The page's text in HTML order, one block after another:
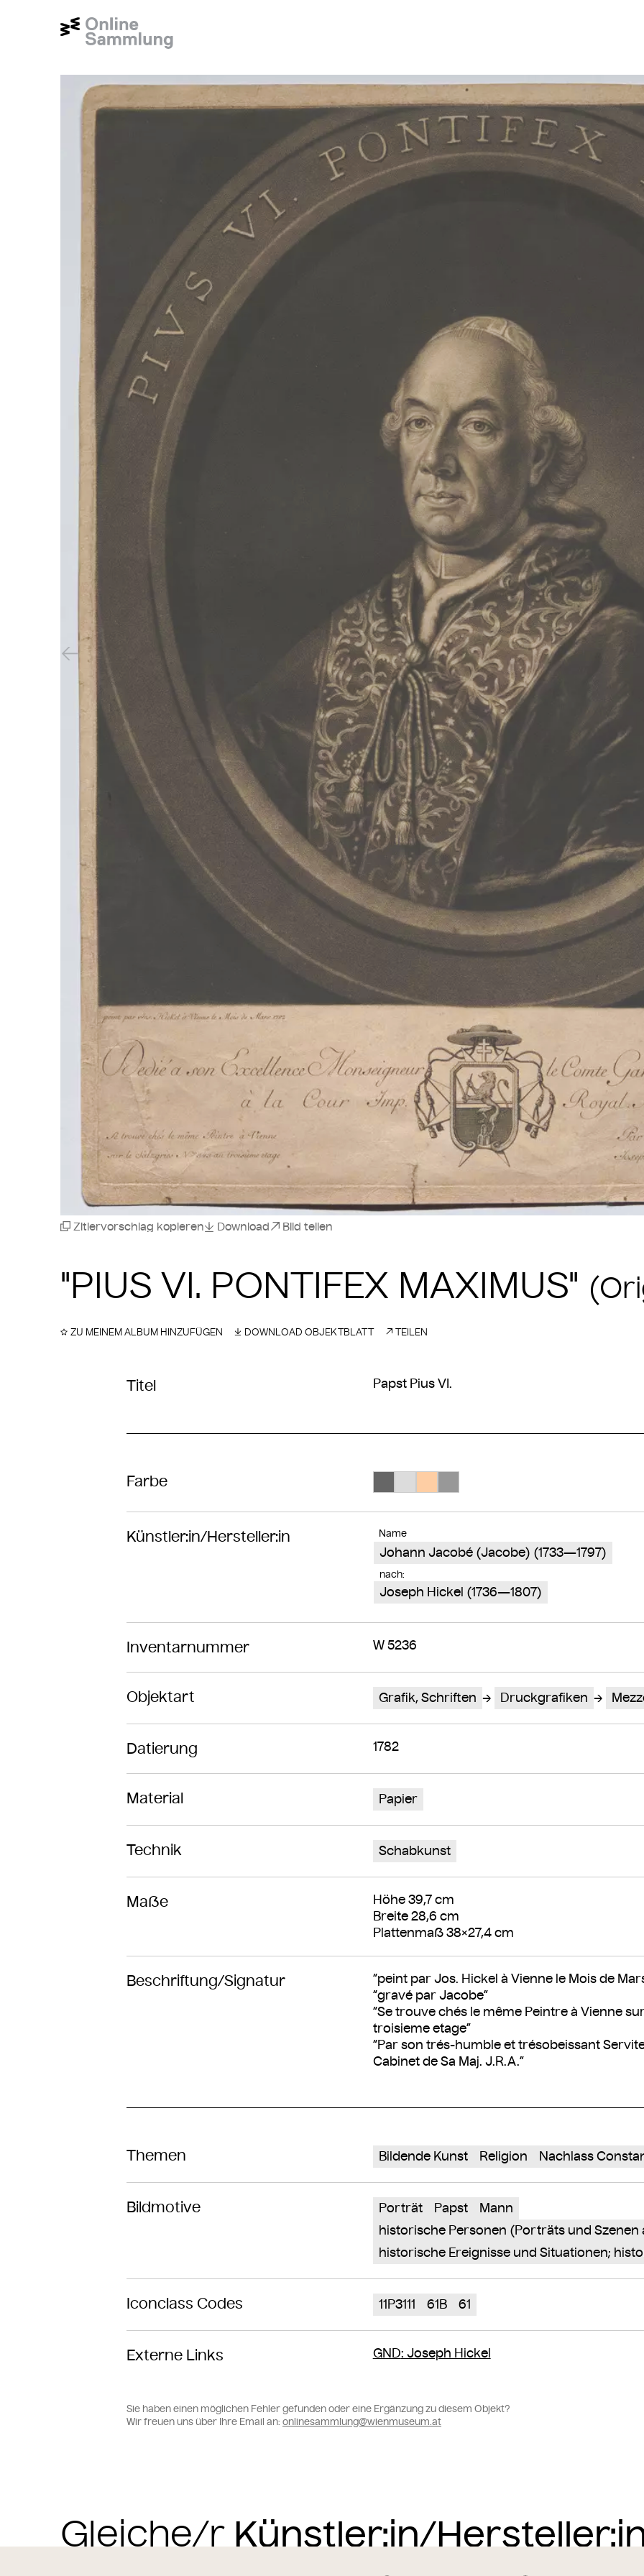
"PIUS VI. PONTIFEX MAXIMUS"
Größeres Bild zeigen
Zitiervorschlag kopieren Download Bild teilen
Vorheriger Slide
ZU MEINEM ALBUM HINZUFÜGEN DOWNLOAD OBJEKTBLATT TEILEN
Titel Papst Pius VI.
Farbe
Künstler:in/Hersteller:in Name
Johann Jacobé (Jacobe) (1733—1797)
nach:
Joseph Hickel (1736—1807)
Inventarnummer W 5236
Objektart Grafik, Schriften Druckgrafiken
Datierung 1782
Material Papier
Technik Schabkunst
Maße
Höhe 39,7 cm
Breite 28,6 cm
Plattenmaß 38×27,4 cm
Beschriftung/Signatur
“peint par Jos. Hickel à Vienne le Mois de
“gravé par Jacobe”
“Se trouve chés le même Peintre à Vienne
troisieme etage”
“Par son trés-humble et trésobeissant
Cabinet de Sa Maj. J.R.A.”
Themen Bildende Kunst Religion Nachlass
Bildmotive Porträt Papst
Mann
historische Personen (Porträts und Szenen
historische Ereignisse und Situationen;
Iconclass Codes 11P3111 61B 61
Externe Links GND: Joseph Hickel
Sie haben einen möglichen Fehler gefunden oder eine Ergänzung zu diesem Objekt?
Wir freuen uns über Ihre Email an: onlinesammlung@wienmuseum.at
Gleiche/r